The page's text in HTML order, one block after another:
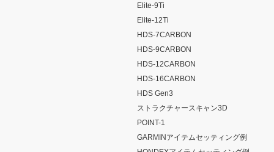
Elite-9Ti
Elite-12Ti
HDS-7CARBON
HDS-9CARBON
HDS-12CARBON
HDS-16CARBON
HDS Gen3
ストラクチャースキャン3D
POINT-1
GARMINアイテムセッティング例